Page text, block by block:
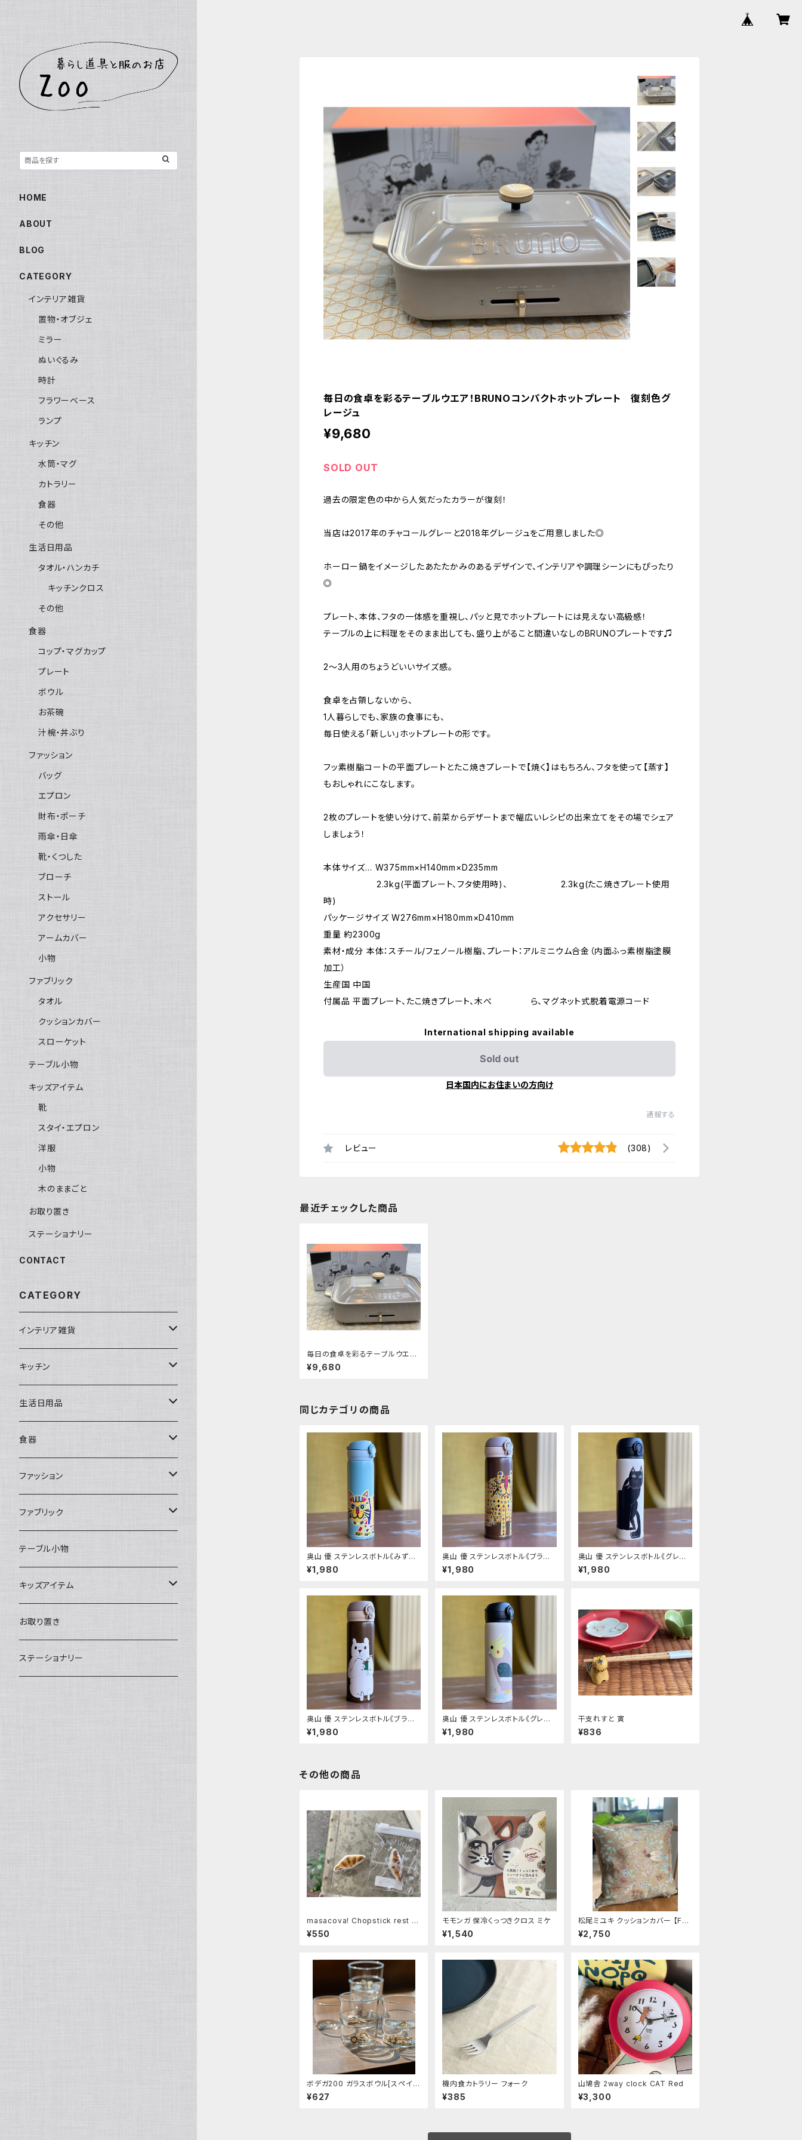
毎日の食卓を彩るテーブルウエア！BRUNOコンパクトホットプレート 復刻色グ
レージュ
¥9,680
SOLD OUT
過去の限定色の中から人気だったカラーが復刻！
当店は2017年のチャコールグレーと2018年グレージュをご用意しました◎
ホーロー鍋をイメージしたあたたかみのあるデザインで、インテリアや調理シーンにもぴったり
◎
プレート、本体、フタの一体感を重視し、パッと見でホットプレートには見えない高級感！
テーブルの上に料理をそのまま出しても、盛り上がること間違いなしのBRUNOプレートです♫
2～3人用のちょうどいいサイズ感。
食卓を占領しないから、
1人暮らしでも、家族の食事にも、
毎日使える「新しい」ホットプレートの形です。
フッ素樹脂コートの平面プレートとたこ焼きプレートで【焼く】はもちろん、フタを使って【蒸す】
もおしゃれにこなします。
2枚のプレートを使い分けて、前菜からデザートまで幅広いレシピの出来立てをその場でシェア
しましょう！
本体サイズ… W375mm×H140mm×D235mm
2.3kg(平面プレート、フタ使用時)、 2.3kg(たこ焼きプレート使用
時)
パッケージサイズ W276mm×H180mm×D410mm
重量 約2300g
素材・成分 本体：スチール/フェノール樹脂、プレート：アルミニウム合金（内面ふっ素樹脂塗膜
加工）
生産国 中国
付属品 平面プレート、たこ焼きプレート、木べ ら、マグネット式脱着電源コード
International shipping available
Sold out
日本国内にお住まいの方向け
通報する
レビュー (308)
最近チェックした商品
毎日の食卓を彩るテーブルウエ
ア！BRUNOコンパクトホットプレ
ート 復刻色グレージュ
¥9,680
同じカテゴリの商品
奥山 優 ステンレスボトル《みずい
ろ とらねこ》
¥1,980
奥山 優 ステンレスボトル《ブラウ
ン ひょう》
¥1,980
奥山 優 ステンレスボトル《グレー
ジュ くろねこ》
¥1,980
奥山 優 ステンレスボトル《ブラウ
ン しろくま》
¥1,980
奥山 優 ステンレスボトル《グレー
ジュ おかめいんこ》
¥1,980
干支れすと 寅
¥836
その他の商品
masacova! Chopstick rest ク
ロワッサン
¥550
モモンガ 保冷くっつきクロス ミケ
¥1,540
松尾ミユキ クッションカバー 【For
est】
¥2,750
ボデガ200 ガラスボウル[スペイン
製］
¥627
機内食カトラリー フォーク
¥385
山鳩舎 2way clock CAT Red
¥3,300
HOME
ABOUT
BLOG
CATEGORY
インテリア雑貨
置物・オブジェ
ミラー
ぬいぐるみ
時計
フラワーベース
ランプ
キッチン
水筒・マグ
カトラリー
食器
その他
生活日用品
タオル・ハンカチ
キッチンクロス
その他
食器
コップ・マグカップ
プレート
ボウル
お茶碗
汁椀・丼ぶり
ファッション
バッグ
エプロン
財布・ポーチ
雨傘・日傘
靴・くつした
ブローチ
ストール
アクセサリー
アームカバー
小物
ファブリック
タオル
クッションカバー
スローケット
テーブル小物
キッズアイテム
靴
スタイ・エプロン
洋服
小物
木のままごと
お取り置き
ステーショナリー
CONTACT
CATEGORY
インテリア雑貨
置物・オブジェ
ミラー
ぬいぐるみ
時計
フラワーベース
ランプ
キッチン
水筒・マグ
カトラリー
食器
その他
生活日用品
タオル・ハンカチ
キッチンクロス
その他
食器
コップ・マグカップ
プレート
ボウル
お茶碗
汁椀・丼ぶり
ファッション
バッグ
エプロン
財布・ポーチ
雨傘・日傘
靴・くつした
ファブリック
タオル
クッションカバー
スローケット
テーブル小物
キッズアイテム
靴
スタイ・エプロン
お取り置き
ステーショナリー